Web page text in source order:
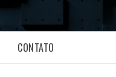
CONTATO